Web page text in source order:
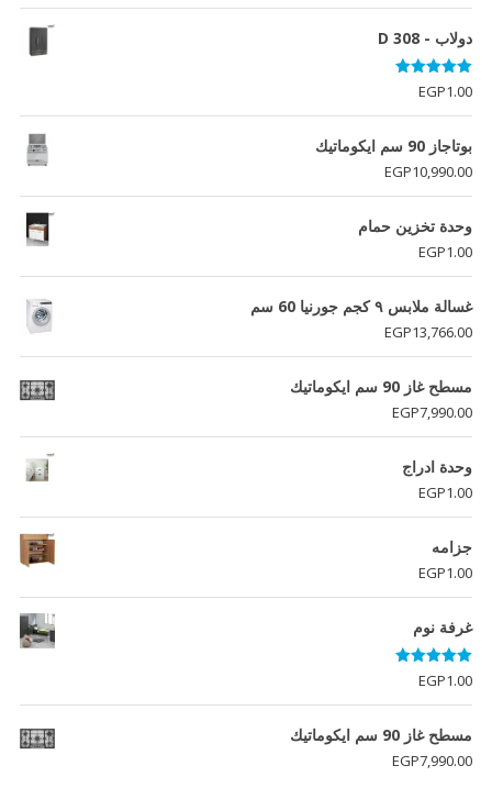
دولاب - D 308
تم التقييم
5.00
من 5
EGP1.00
بوتاجاز 90 سم ايكوماتيك
EGP10,990.00
وحدة تخزين حمام
EGP1.00
غسالة ملابس ٩ كجم جورنيا 60 سم
EGP13,766.00
مسطح غاز 90 سم ايكوماتيك
EGP7,990.00
وحدة ادراج
EGP1.00
جزامه
EGP1.00
غرفة نوم
تم التقييم
5.00
من 5
EGP1.00
مسطح غاز 90 سم ايكوماتيك
EGP7,990.00